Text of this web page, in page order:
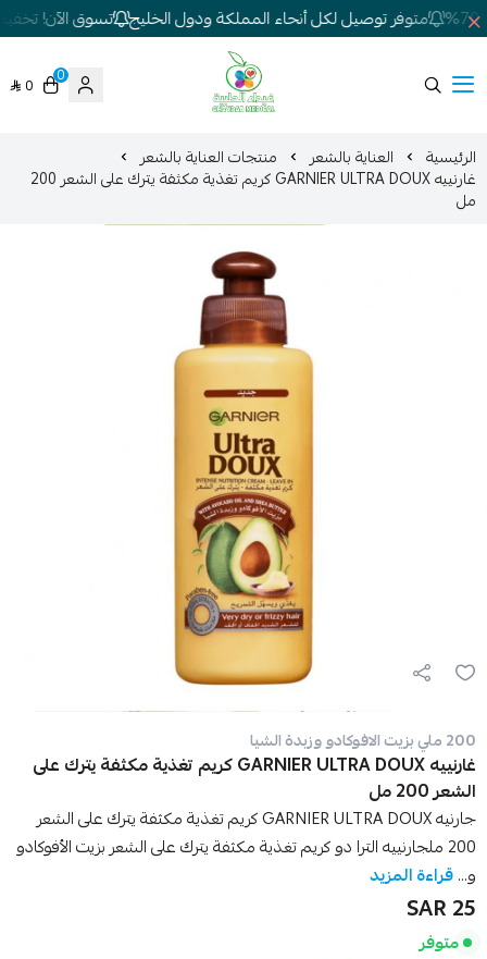
متوفر توصيل لكل أنحاء المملكة ودول الخليج تسوق الآن!
شركة غيداء المتطورة الطبية
0
0
الرئيسية العناية بالشعر منتجات العناية بالشعر
غارنييه GARNIER ULTRA DOUX كريم تغذية مكثفة يترك على الشعر 200
مل
200 ملي بزيت الافوكادو وزبدة الشيا
غارنييه GARNIER ULTRA DOUX كريم تغذية مكثفة يترك على
الشعر 200 مل
جارنيه GARNIER ULTRA DOUX كريم تغذية مكثفة يترك على الشعر
200 ملجارنييه الترا دو كريم تغذية مكثفة يترك على الشعر بزيت الأفوكادو
و...قراءة المزيد
25 SAR
متوفر